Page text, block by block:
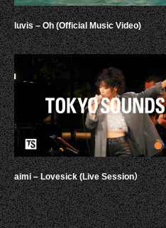
luvis – Oh (Official Music Video)
aimi – Lovesick (Live Session）